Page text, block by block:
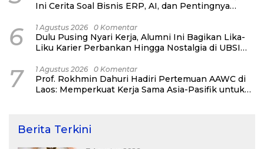
Ini Cerita Soal Bisnis ERP, AI, dan Pentingnya
6 1 Agustus 2026 0 Komentar
Dulu Pusing Nyari Kerja, Alumni Ini Bagikan Lika-
Liku Karier Perbankan Hingga Nostalgia di UBSI
7 1 Agustus 2026 0 Komentar
Prof. Rokhmin Dahuri Hadiri Pertemuan AAWC di
Laos: Memperkuat Kerja Sama Asia-Pasifik untuk
Berita Terkini